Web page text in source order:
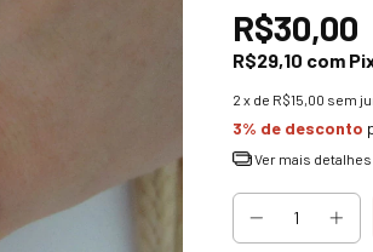
R$30,00
R$29,10 com
2 x de R$15,00 sem
3% de desconto
Ver mais detalhes